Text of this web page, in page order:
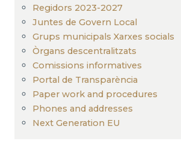
Regidors 2023-2027
Juntes de Govern Local
Grups municipals Xarxes socials
Òrgans descentralitzats
Comissions informatives
Portal de Transparència
Paper work and procedures
Phones and addresses
Next Generation EU